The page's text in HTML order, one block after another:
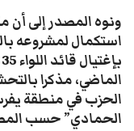
ونوه المصدر إلى أن
استكمال لمشروعه
الماضي، مذكرا
الحزب في منطقة
الحمادي” حسب